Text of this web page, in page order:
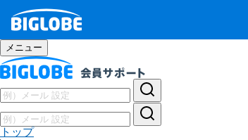
メニュー
トップ